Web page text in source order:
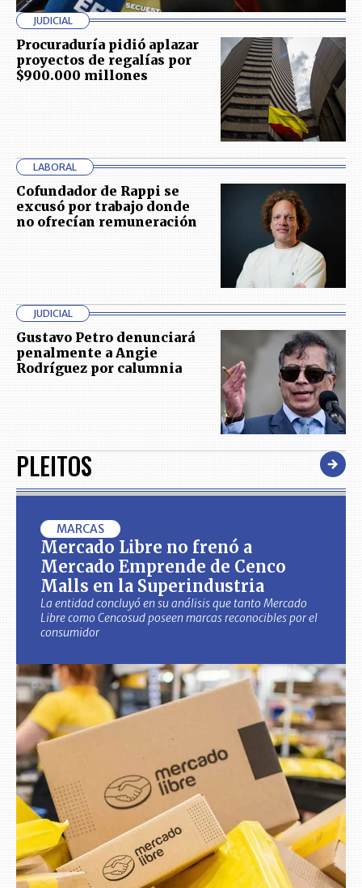
JUDICIAL
Procuraduría pidió aplazar
proyectos de regalías por
$900.000 millones
LABORAL
Cofundador de Rappi se
excusó por trabajo donde
no ofrecían remuneración
JUDICIAL
Gustavo Petro denunciará
penalmente a Angie
Rodríguez por calumnia
PLEITOS
MARCAS
Mercado Libre no frenó a
Mercado Emprende de Cenco
Malls en la Superindustria
La entidad concluyó en su análisis que tanto Mercado
Libre como Cencosud poseen marcas reconocibles por el
consumidor